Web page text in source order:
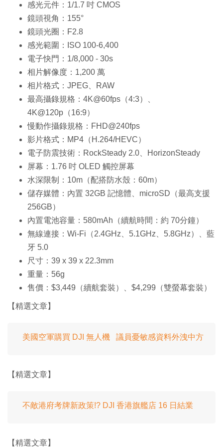
感光元件：1/1.7 吋 CMOS
鏡頭視角：155°
鏡頭光圈：F2.8
感光範圍：ISO 100-6,400
電子快門：1/8,000 - 30s
相片解像度：1,200 萬
相片格式：JPEG、RAW
最高攝錄規格：4K@60fps（4:3）、
4K@120p（16:9）
慢動作攝錄規格：FHD@240fps
影片格式：MP4（H.264/HEVC）
電子防震技術：RockSteady 2.0、HorizonSteady
屏幕：1.76 吋 OLED 觸控屏幕
水深限制：10m（配搭防水殼：60m）
儲存媒體：內置 32GB 記憶體、microSD（最高支援
256GB）
內置電池容量：580mAh（續航時間：約 70分鐘）
無線連接：Wi-Fi（2.4GHz、5.1GHz、5.8GHz）、藍
牙 5.0
尺寸：39 x 39 x 22.3mm
重量：56g
售價：$3,449（續航套裝）、$4,299（雙螢幕套裝）
【精選文章】
美國空軍購買 DJI 無人機 議員憂敏感資料外洩中方
【精選文章】
不敵港府考牌新政策!? DJI 香港旗艦店 16 日結業
【精選文章】